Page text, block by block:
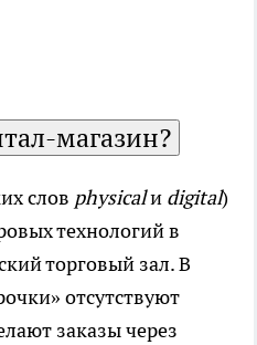
магазин?
слов physicalи digital)
технологий в
торговый зал. В
отсутствуют
заказы через